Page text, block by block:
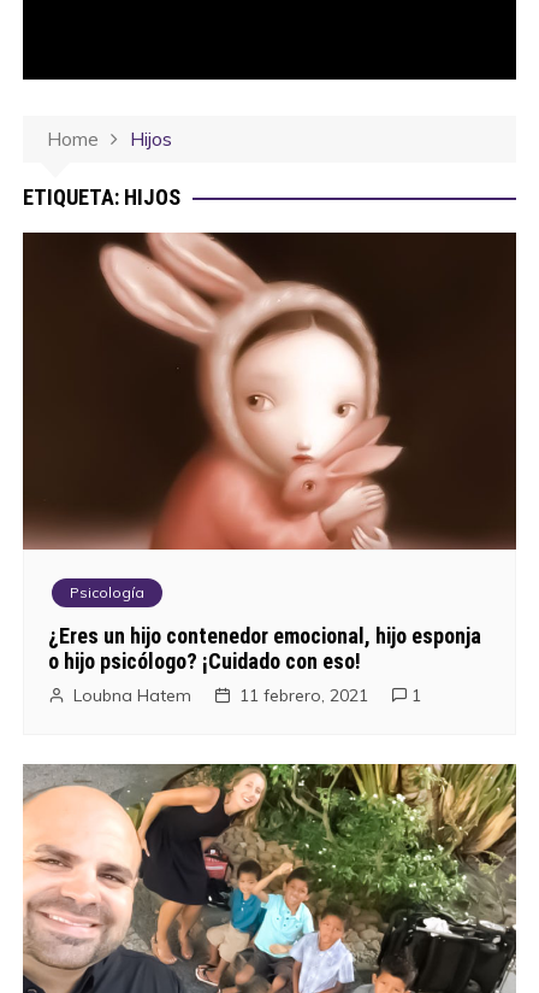
Home Hijos
ETIQUETA: HIJOS
Psicología
¿Eres un hijo contenedor emocional, hijo esponja
o hijo psicólogo? ¡Cuidado con eso!
Loubna Hatem 11 febrero, 2021 1